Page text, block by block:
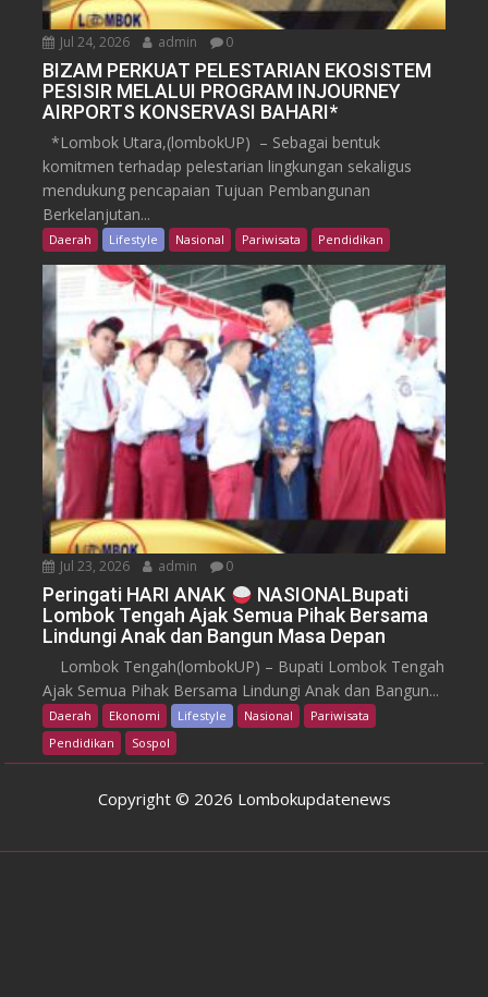
Jul 24, 2026 admin 0
BIZAM PERKUAT PELESTARIAN EKOSISTEM
PESISIR MELALUI PROGRAM INJOURNEY
AIRPORTS KONSERVASI BAHARI*
*Lombok Utara,(lombokUP) – Sebagai bentuk
komitmen terhadap pelestarian lingkungan sekaligus
mendukung pencapaian Tujuan Pembangunan
Berkelanjutan...
Daerah Lifestyle Nasional Pariwisata Pendidikan
Jul 23, 2026 admin 0
Peringati HARI ANAK
NASIONALBupati
Lombok Tengah Ajak Semua Pihak Bersama
Lindungi Anak dan Bangun Masa Depan
Lombok Tengah(lombokUP) – Bupati Lombok Tengah
Ajak Semua Pihak Bersama Lindungi Anak dan Bangun...
Daerah Ekonomi Lifestyle Nasional
Pariwisata
Pendidikan
Sospol
Copyright © 2026 Lombokupdatenews